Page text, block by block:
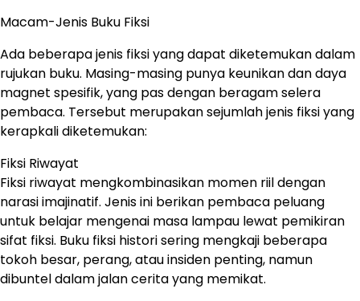
Macam-Jenis Buku Fiksi
Ada beberapa jenis fiksi yang dapat diketemukan dalam
rujukan buku. Masing-masing punya keunikan dan daya
magnet spesifik, yang pas dengan beragam selera
pembaca. Tersebut merupakan sejumlah jenis fiksi yang
kerapkali diketemukan:
Fiksi Riwayat
Fiksi riwayat mengkombinasikan momen riil dengan
narasi imajinatif. Jenis ini berikan pembaca peluang
untuk belajar mengenai masa lampau lewat pemikiran
sifat fiksi. Buku fiksi histori sering mengkaji beberapa
tokoh besar, perang, atau insiden penting, namun
dibuntel dalam jalan cerita yang memikat.